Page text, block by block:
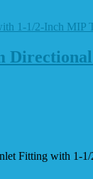
Fitting with 1-